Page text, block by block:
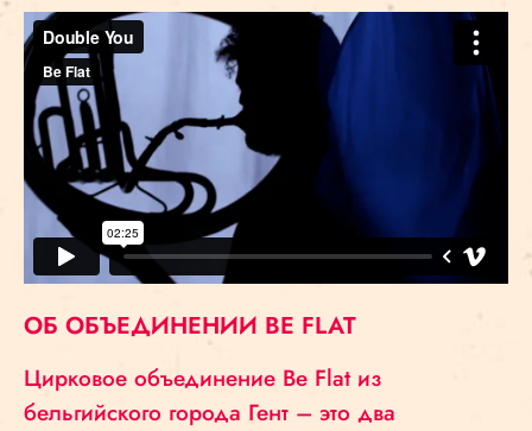
ОБ ОБЪЕДИНЕНИИ BE FLAT
Цирковое объединение Be Flat из
бельгийского города Гент – это два